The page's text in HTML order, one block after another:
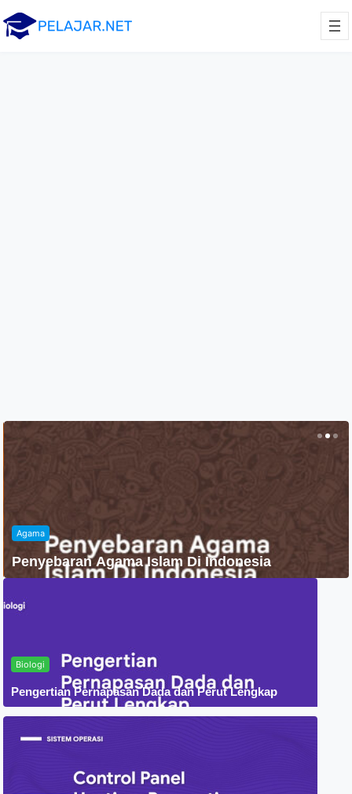
Agama
Penyebaran Agama Islam Di Indonesia
Biologi
Pengertian Pernapasan Dada dan Perut Lengkap